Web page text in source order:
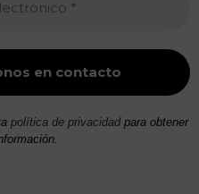
política de privacidadpara obtener